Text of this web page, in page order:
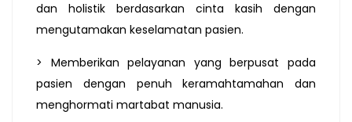
dan holistik berdasarkan cinta kasih dengan
mengutamakan keselamatan pasien.
> Memberikan pelayanan yang berpusat pada
pasien dengan penuh keramahtamahan dan
menghormati martabat manusia.